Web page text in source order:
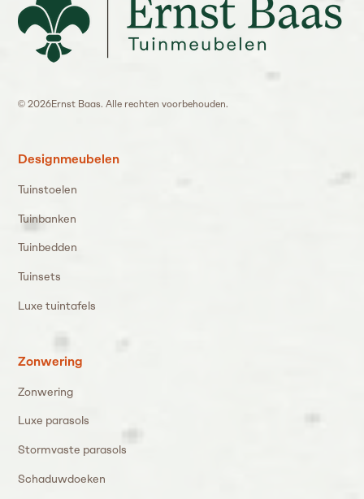
©2026Ernst Baas. Alle rechten voorbehouden.
Designmeubelen
Tuinstoelen
Tuinbanken
Tuinbedden
Tuinsets
Luxe tuintafels
Zonwering
Zonwering
Luxe parasols
Stormvaste parasols
Schaduwdoeken